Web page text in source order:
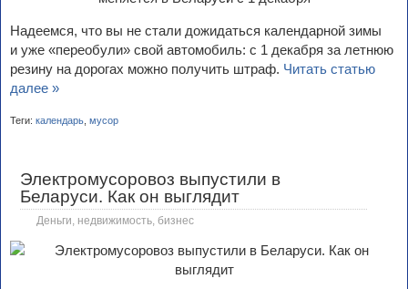
Надеемся, что вы не стали дожидаться календарной зимы
и уже «переобули» свой автомобиль: с 1 декабря за летнюю
резину на дорогах можно получить штраф. Читать статью
далее »
Теги: календарь мусор
Электромусоровоз выпустили в
Беларуси. Как он выглядит
Деньги, недвижимость, бизнес